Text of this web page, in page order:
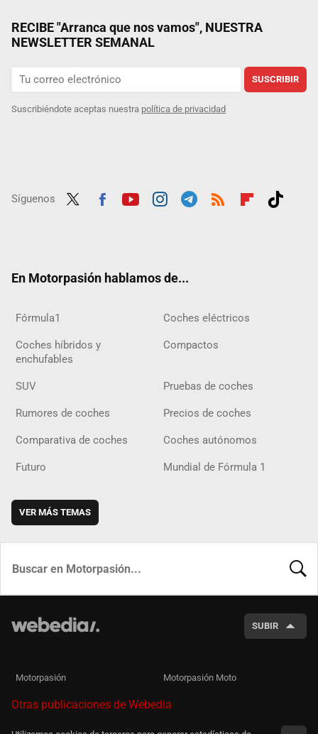
RECIBE "Arranca que nos vamos", NUESTRA
NEWSLETTER SEMANAL
SUSCRIBIR
Suscribiéndote aceptas nuestra política de privacidad
Síguenos
En Motorpasión hablamos de...
Fórmula1 Coches eléctricos
Coches híbridos y
enchufables
Compactos
SUV Pruebas de coches
Rumores de coches Precios de coches
Comparativa de coches Coches autónomos
Futuro Mundial de Fórmula 1
VER MÁS TEMAS
SUBIR
Motorpasión Motorpasión Moto
Otras publicaciones de Webedia